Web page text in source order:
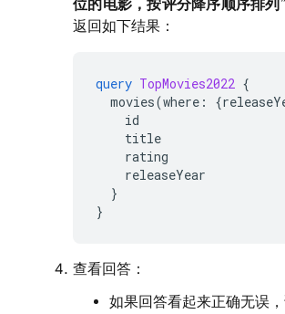
位的电影，按评分降序顺序排列
返回如下结果：
query TopMovies2022 {
movies(where : {
id
title
rating
releaseYear
}
}
查看回答：
如果回答看起来正确无误